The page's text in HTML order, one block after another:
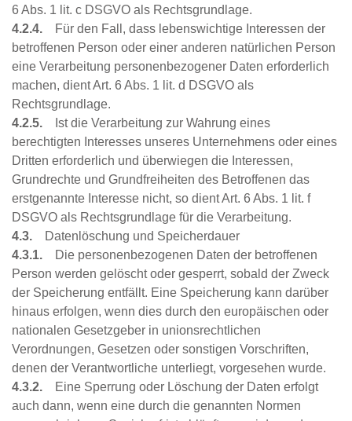
6 Abs. 1 lit. c DSGVO als Rechtsgrundlage.
4.2.4.
Für den Fall, dass lebenswichtige Interessen der
betroffenen Person oder einer anderen natürlichen Person
eine Verarbeitung personenbezogener Daten erforderlich
machen, dient Art. 6 Abs. 1 lit. d DSGVO als
Rechtsgrundlage.
4.2.5.
Ist die Verarbeitung zur Wahrung eines
berechtigten Interesses unseres Unternehmens oder eines
Dritten erforderlich und überwiegen die Interessen,
Grundrechte und Grundfreiheiten des Betroffenen das
erstgenannte Interesse nicht, so dient Art. 6 Abs. 1 lit. f
DSGVO als Rechtsgrundlage für die Verarbeitung.
4.3.
Datenlöschung und Speicherdauer
4.3.1. Die personenbezogenen Daten der betroffenen
Person werden gelöscht oder gesperrt, sobald der Zweck
der Speicherung entfällt. Eine Speicherung kann darüber
hinaus erfolgen, wenn dies durch den europäischen oder
nationalen Gesetzgeber in unionsrechtlichen
Verordnungen, Gesetzen oder sonstigen Vorschriften,
denen der Verantwortliche unterliegt, vorgesehen wurde.
4.3.2. Eine Sperrung oder Löschung der Daten erfolgt
auch dann, wenn eine durch die genannten Normen